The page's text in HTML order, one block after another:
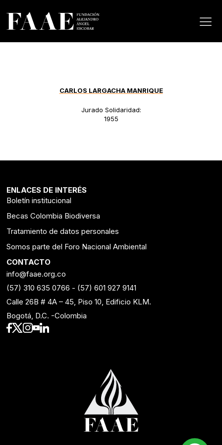
CARLOS LARGACHA MANRIQUE
Jurado Solidaridad:
1955
ENLACES DE INTERÉS
Boletín institucional
Becas Colombia Biodiversa
Tratamiento de datos personales
Somos parte del Foro Nacional Ambiental
CONTACTO
info@faae.org.co
(57) 310 635 0766 - (57) 601 927 9141
Calle 26B # 4A – 45, Piso 10, Edificio KLM.
Bogotá, D.C. -Colombia